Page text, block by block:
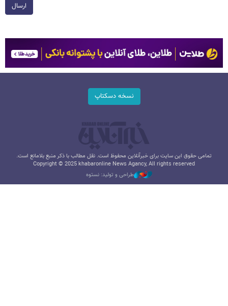
ارسال
نسخه دسکتاپ
تمامی حقوق این سایت برای خبرآنلاین محفوظ است. نقل مطالب با ذکر منبع بلامانع است.
Copyright © 2025 khabaronline News Agancy, All rights reserved
طراحی و تولید: نستوه